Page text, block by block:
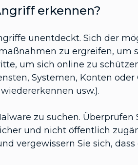
erkennen?
unentdeckt. Sich der
zu ergreifen, um
um sich online zu
Systemen, Konten oder
usw.).
zu suchen. Überprüfen
und nicht öffentlich
vergewissern Sie sich, dass